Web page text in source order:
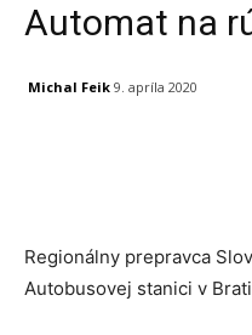
Automat na
Michal Feik 9. apríla 2020
Regionálny prepravca
Autobusovej stanici v